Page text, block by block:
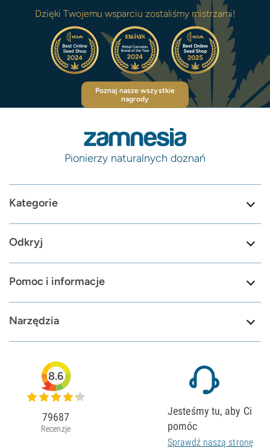
Dzięki Twojemu wsparciu zostaliśmy mistrzami!
Poznaj nasze wszystkie
nagrody
Pionierzy naturalnych doznań
Kategorie
Odkryj
Pomoc i informacje
Narzędzia
8.6
79687
Recenzje
Jesteśmy tu, aby Ci
pomóc
Sprawdź naszą stronę